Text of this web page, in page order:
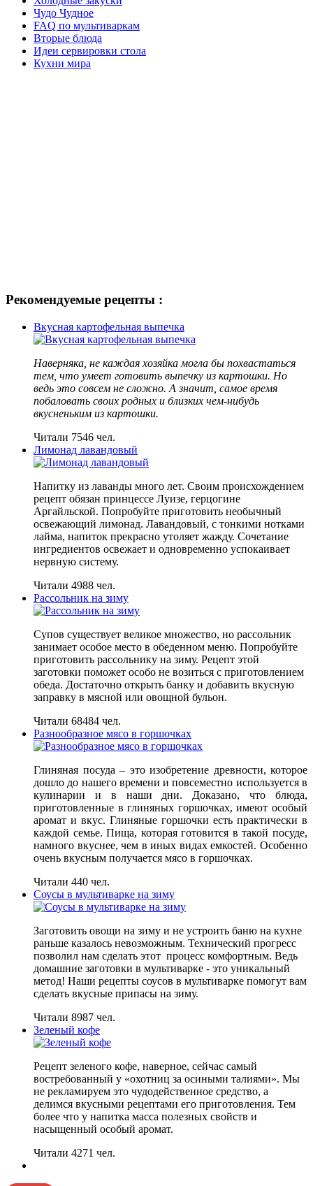
Чудо Чудное
FAQ по мультиваркам
Вторые блюда
Идеи сервировки стола
Кухни мира
Рекомендуемые рецепты :
Вкусная картофельная выпечка
Наверняка, не каждая хозяйка могла бы похвастаться
тем, что умеет готовить выпечку из картошки. Но
ведь это совсем не сложно. А значит, самое время
побаловать своих родных и близких чем-нибудь
вкусненьким из картошки.
Читали 7546 чел.
Лимонад лавандовый
Напитку из лаванды много лет. Своим происхождением
рецепт обязан принцессе Луизе, герцогине
Аргайльской. Попробуйте приготовить необычный
освежающий лимонад. Лавандовый, с тонкими нотками
лайма, напиток прекрасно утоляет жажду. Сочетание
ингредиентов освежает и одновременно успокаивает
нервную систему.
Читали 4988 чел.
Рассольник на зиму
Супов существует великое множество, но рассольник
занимает особое место в обеденном меню. Попробуйте
приготовить рассольнику на зиму. Рецепт этой
заготовки поможет особо не возиться с приготовлением
обеда. Достаточно открыть банку и добавить вкусную
заправку в мясной или овощной бульон.
Читали 68484 чел.
Разнообразное мясо в горшочках
Глиняная посуда – это изобретение древности, которое
дошло до нашего времени и повсеместно используется в
кулинарии и в наши дни. Доказано, что блюда,
приготовленные в глиняных горшочках, имеют особый
аромат и вкус. Глиняные горшочки есть практически в
каждой семье. Пища, которая готовится в такой посуде,
намного вкуснее, чем в иных видах емкостей. Особенно
очень вкусным получается мясо в горшочках.
Читали 440 чел.
Соусы в мультиварке на зиму
Заготовить овощи на зиму и не устроить баню на кухне
раньше казалось невозможным. Технический прогресс
позволил нам сделать этот процесс комфортным. Ведь
домашние заготовки в мультиварке - это уникальный
метод! Наши рецепты соусов в мультиварке помогут вам
сделать вкусные припасы на зиму.
Читали 8987 чел.
Зеленый кофе
Рецепт зеленого кофе, наверное, сейчас самый
востребованный у «охотниц за осиными талиями». Мы
не рекламируем это чудодейственное средство, а
делимся вкусными рецептами его приготовления. Тем
более что у напитка масса полезных свойств и
насыщенный особый аромат.
Читали 4271 чел.